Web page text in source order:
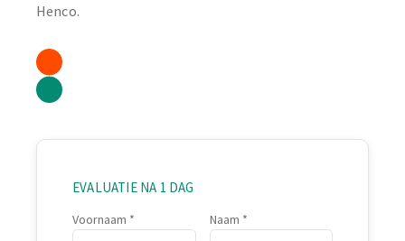
Henco.
EVALUATIE NA 1 DAG
Voornaam Naam